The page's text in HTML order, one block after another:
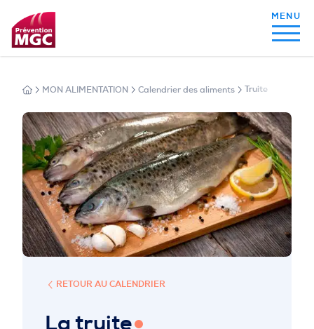
MON ALIMENTATION
MON SOMMEIL
MON ACTIVITÉ PHYSIQUE
PROFESSIONNELS DE LA PRÉVENTION
MON ALIMENTATION Calendrier des aliments Truite
RETOUR AU CALENDRIER
La truite